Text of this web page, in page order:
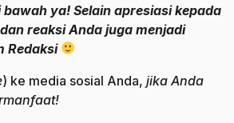
ya! Selain apresiasi kepada
reaksi Anda juga menjadi
Redaksi
) ke media sosial Anda, jika Anda